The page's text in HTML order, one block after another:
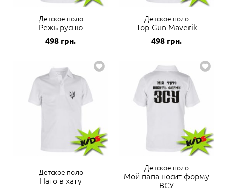
Детское поло
Режь русню
498 грн.
Детское поло
Top Gun Maverik
498 грн.
Детское поло
Нато в хату
Детское поло
Мой папа носит форму
ВСУ